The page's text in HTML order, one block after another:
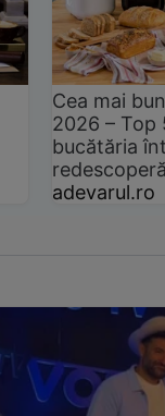
Cea mai
2026 –
bucătăria
adevarul.ro